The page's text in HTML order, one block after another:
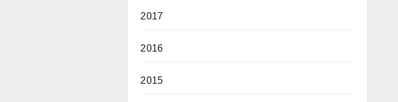
2017
2016
2015